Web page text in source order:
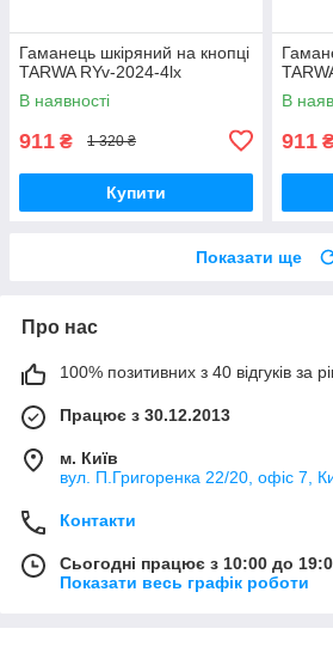
Гаманець шкіряний на кнопці
TARWA RYv-2024-4lx
В наявності
911 ₴ 1 320 ₴
Купити
В
911
Показати ще
Про нас
100% позитивних з 40 відгуків за
Працює з 30.12.2013
м. Київ
вул. П.Григоренка 22/20, офіс 7,
Контакти
Сьогодні працює з 10:00 до
Показати весь графік роботи